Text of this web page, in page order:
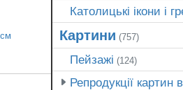
Католицькі ікони і
Картини (757)
Пейзажі (124)
Репродукції картин